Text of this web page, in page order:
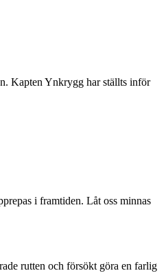
Kapten Ynkrygg har ställts inför
i framtiden. Låt oss minnas
rutten och försökt göra en farlig